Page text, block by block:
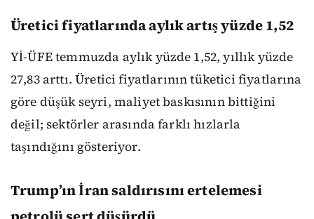
Üretici fiyatlarında aylık artış yüzde 1,52
Yİ-ÜFE temmuzda aylık yüzde 1,52, yıllık yüzde
27,83 arttı. Üretici fiyatlarının tüketici fiyatlarına
göre düşük seyri, maliyet baskısının bittiğini
değil; sektörler arasında farklı hızlarla
taşındığını gösteriyor.
Trump’ın İran saldırısını ertelemesi